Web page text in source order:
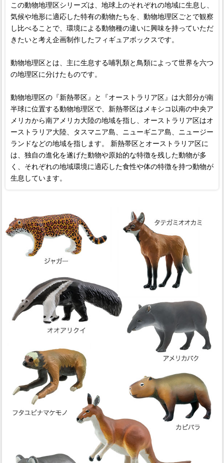
この動物地理区シリーズは、地球上のそれぞれの地域に生息し、
気候や地形に適応した特有の動物たちを、動物地理区ごとで観察
し比べることで、環境による動物種の違いに興味を持っていただ
きたいと考え企画制作したフィギュアボックスです。
動物地理区とは、主に生息する哺乳類と鳥類によって世界を六つ
の地理区に分けたものです。
動物地理区の『新熱帯区』と『オーストラリア区』は大部分が南
半球に位置する動物地理区で、新熱帯区はメキシコ以南の中央ア
メリカから南アメリカ大陸の地域を指し、オーストラリア区はオ
ーストラリア大陸、タスマニア島、ニューギニア島、ニュージー
ランドなどの地域を指します。 新熱帯区とオーストラリア区に
は、独自の進化を遂げた動物や原始的な特徴を残した動物が多
く、それぞれの地域環境に適応した食性や体の特徴を持つ動物が
生息しています。